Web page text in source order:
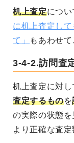
机上査定につい
に机上査定し
て」
もあわせて
3-4-2.訪問査
机上査定に対し
査定するものを
の実際の状態を
より正確な査定